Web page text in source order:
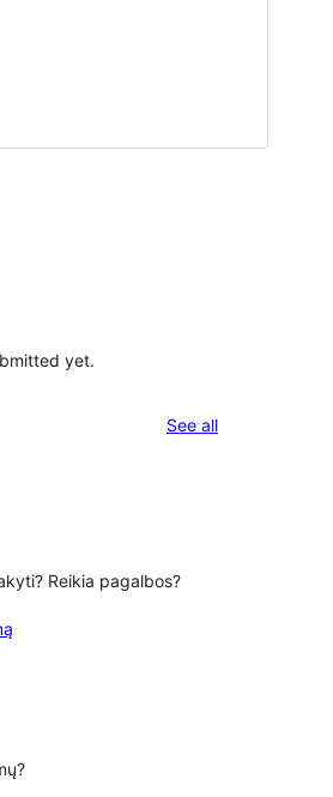
yet.
See allreviews
Reikia pagalbos?